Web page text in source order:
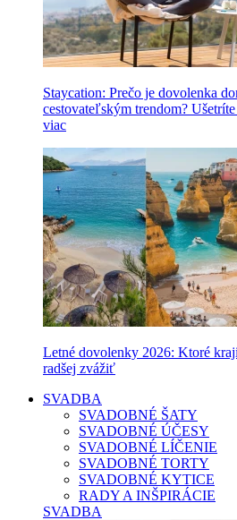
Staycation: Prečo je dovolenka
cestovateľským trendom?
viac
Letné dovolenky 2026: Ktoré
radšej zvážiť
SVADBA
SVADOBNÉ ŠATY
SVADOBNÉ ÚČESY
SVADOBNÉ LÍČENIE
SVADOBNÉ TORTY
SVADOBNÉ KYTICE
RADY A INŠPIRÁCIE
SVADBA